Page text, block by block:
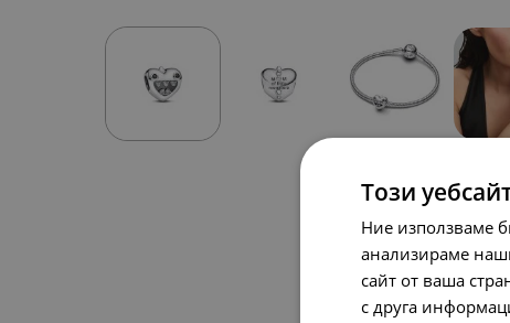
Този
Ние използваме
анализираме
сайт от ваша
с друга